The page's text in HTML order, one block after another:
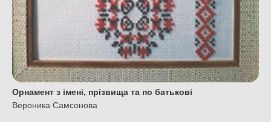
Орнамент з імені, прізвища та по батькові
Вероника Самсонова